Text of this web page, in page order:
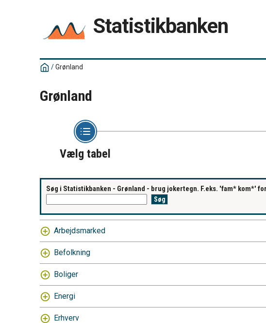
Statistikbanken
/Grønland
Grønland
Vælg tabel
Søg i Statistikbanken - Grønland - brug jokertegn. F.eks. 'fam* kom*'
Arbejdsmarked
Befolkning
Boliger
Energi
Erhverv